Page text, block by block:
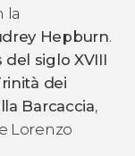
la
Hepburn.
del siglo XVIII
dei
Barcaccia,
Lorenzo